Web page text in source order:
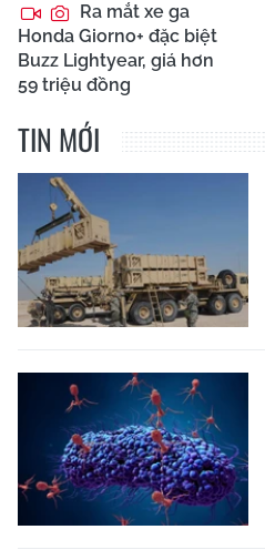
Ra mắt xe ga
Honda Giorno+ đặc biệt
Buzz Lightyear, giá hơn
59 triệu đồng
TIN MỚI